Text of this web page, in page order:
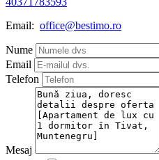
Email: office@bestimo.ro
Nume
Email
Telefon
Mesaj